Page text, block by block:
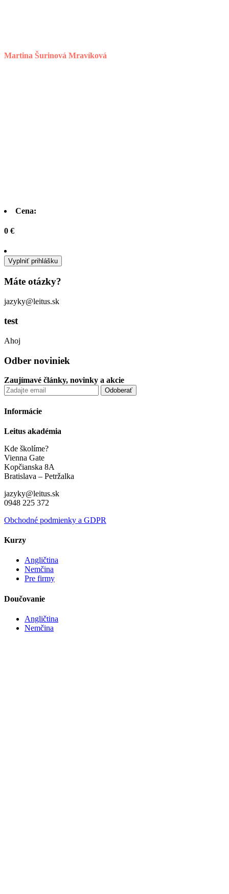
Martina Šurinová Mravíková
Cena:
0 €
Vyplniť prihlášku
Máte otázky?
jazyky@leitus.sk
test
Ahoj
Odber noviniek
Zaujímavé články, novinky a akcie
Informácie
Leitus akadémia
Kde školíme?
Vienna Gate
Kopčianska 8A
Bratislava – Petržalka
jazyky@leitus.sk
0948 225 372
Obchodné podmienky a GDPR
Kurzy
Angličtina
Nemčina
Pre firmy
Doučovanie
Angličtina
Nemčina